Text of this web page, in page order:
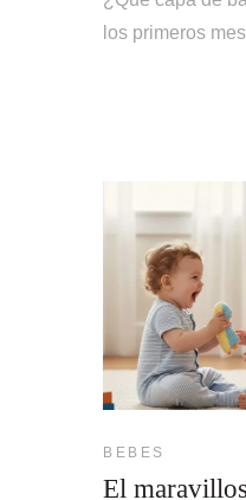
los primeros
BEBES
El